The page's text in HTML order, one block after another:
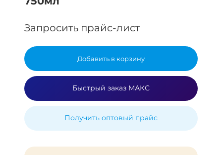
Запросить прайс-лист
Добавить в корзину
Быстрый заказ МАКС
Получить оптовый прайс